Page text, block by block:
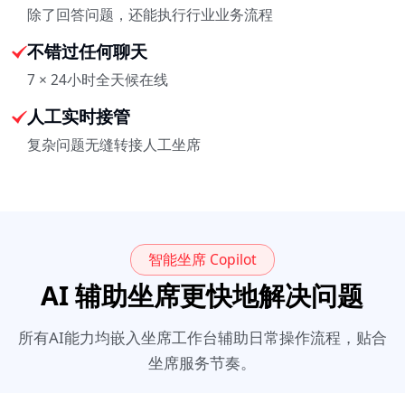
除了回答问题，还能执行行业业务流程
不错过任何聊天
7 × 24小时全天候在线
人工实时接管
复杂问题无缝转接人工坐席
智能坐席 Copilot
AI 辅助坐席更快地解决问题
所有AI能力均嵌入坐席工作台辅助日常操作流程，贴合
坐席服务节奏。